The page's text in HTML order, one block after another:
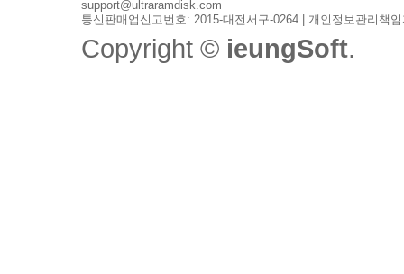
support@ultraramdisk.com
통신판매업신고번호: 2015-대전서구-0264 | 개인정보관리책
Copyright © ieungSoft.